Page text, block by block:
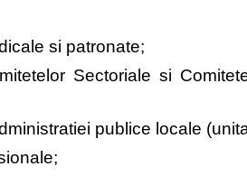
si patronate;
Sectoriale si
publice locale